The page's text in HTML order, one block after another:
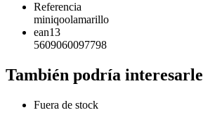
Referencia
miniqoolamarillo
ean13
5609060097798
También podría interesarle
Fuera de stock